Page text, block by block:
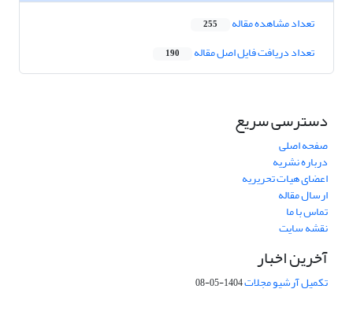
تعداد مشاهده مقاله 255
تعداد دریافت فایل اصل مقاله 190
دسترسی سریع
صفحه اصلی
درباره نشریه
اعضای هیات تحریریه
ارسال مقاله
تماس با ما
نقشه سایت
آخرین اخبار
تکمیل آرشیو مجلات1404-05-08